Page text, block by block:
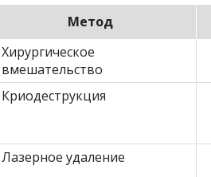
Метод
Хирургическое
вмешательство
Криодеструкция
Лазерное удаление